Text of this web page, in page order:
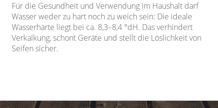
Für die Gesundheit und Verwendung im Haushalt darf
Wasser weder zu hart noch zu weich sein: Die ideale
Wasserhärte liegt bei ca. 8,3–8,4 °dH. Das verhindert
Verkalkung, schont Geräte und stellt die Löslichkeit von
Seifen sicher.